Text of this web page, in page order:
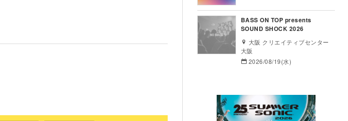
BASS ON TOP presents
SOUND SHOCK 2026
大阪 クリエイティブセンター
大阪
2026/08/19(水)